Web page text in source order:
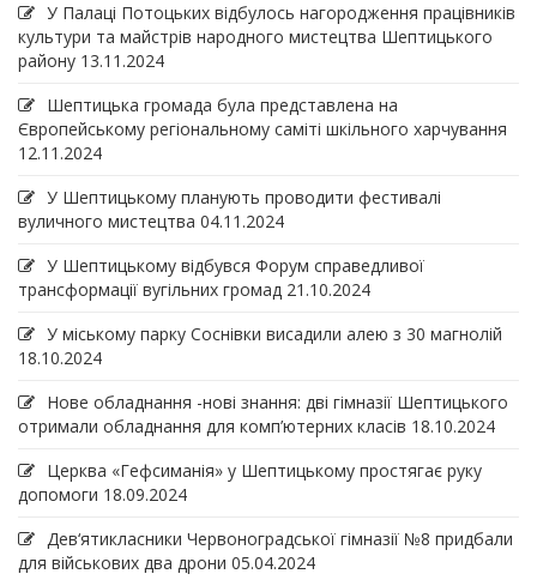
У Палаці Потоцьких відбулось нагородження працівників
культури та майстрів народного мистецтва Шептицького
району 13.11.2024
Шептицька громада була представлена на
Європейському регіональному саміті шкільного харчування
12.11.2024
У Шептицькому планують проводити фестивалі
вуличного мистецтва 04.11.2024
У Шептицькому відбувся Форум справедливої
трансформації вугільних громад 21.10.2024
У міському парку Соснівки висадили алею з 30 магнолій
18.10.2024
Нове обладнання -нові знання: дві гімназії Шептицького
отримали обладнання для комп’ютерних класів 18.10.2024
Церква «Гефсиманія» у Шептицькому простягає руку
допомоги 18.09.2024
Дев‘ятикласники Червоноградської гімназії №8 придбали
для військових два дрони 05.04.2024